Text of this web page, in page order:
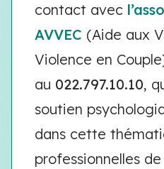
contact avec
AVVEC (Aide aux
Violence en
au 022.797.10.10,
soutien
dans cette
professionnelles